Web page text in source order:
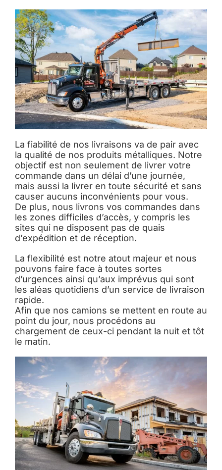
La fiabilité de nos livraisons va de pair avec
la qualité de nos produits métalliques. Notre
objectif est non seulement de livrer votre
commande dans un délai d’une journée,
mais aussi la livrer en toute sécurité et sans
causer aucuns inconvénients pour vous.
De plus, nous livrons vos commandes dans
les zones difficiles d’accès, y compris les
sites qui ne disposent pas de quais
d’expédition et de réception.
La flexibilité est notre atout majeur et nous
pouvons faire face à toutes sortes
d’urgences ainsi qu’aux imprévus qui sont
les aléas quotidiens d’un service de livraison
rapide.
Afin que nos camions se mettent en route au
point du jour, nous procédons au
chargement de ceux-ci pendant la nuit et tôt
le matin.